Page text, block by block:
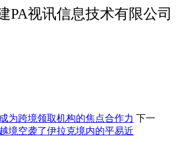
PA视讯信息技术有限公司
为跨境领取机构的焦点合作力 下一
境空袭了伊拉克境内的平易近